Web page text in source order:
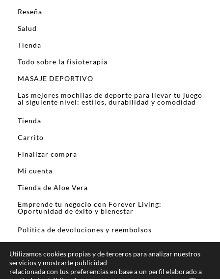
Reseña
Salud
Tienda
Todo sobre la fisioterapia
MASAJE DEPORTIVO
Las mejores mochilas de deporte para llevar tu juego
al siguiente nivel: estilos, durabilidad y comodidad
Tienda
Carrito
Finalizar compra
Mi cuenta
Tienda de Aloe Vera
Emprende tu negocio con Forever Living:
Oportunidad de éxito y bienestar
Política de devoluciones y reembolsos
Utilizamos cookies propias y de terceros para analizar nuestros
servicios y mostrarte publicidad
relacionada con tus preferencias en base a un perfil elaborado a